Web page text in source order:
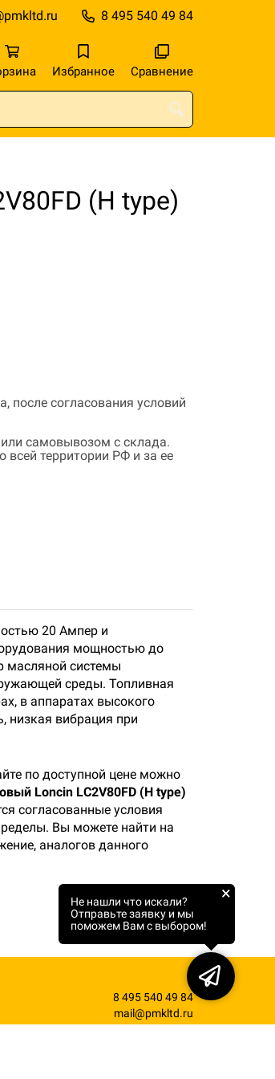
8 495 540 49 84
Избранное Сравнение
(H type)
после согласования условий
самовывозом с склада.
территории РФ и за ее
20 Ампер и
мощностью до
масляной системы
среды. Топливная
в аппаратах высокого
низкая вибрация при
по доступной цене можно
Loncin LC2V80FD (H type)
согласованные условия
Вы можете найти на
аналогов данного
8 495 540 49 84
mail@pmkltd.ru
Не нашли что искали?
Отправьте заявку и мы
поможем Вам с выбором!
×